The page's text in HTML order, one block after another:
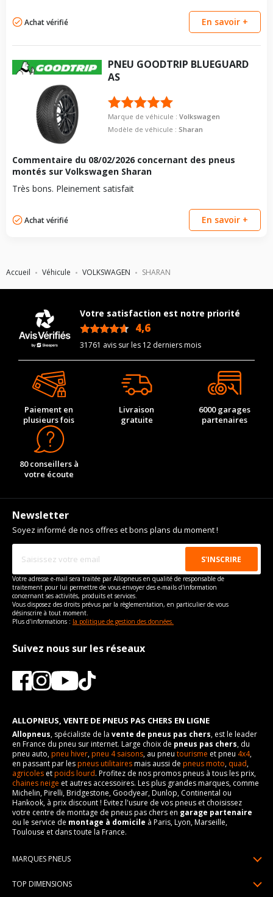
Accueil Véhicule VOLKSWAGEN SHARAN
Achat vérifié En savoir +
PNEU GOODTRIP BLUEGUARD
AS
Marque de véhicule :Volkswagen
Modèle de véhicule :Sharan
Commentaire du 08/02/2026 concernant des pneus
montés sur Volkswagen Sharan
Très bons. Pleinement satisfait
Achat vérifié En savoir +
Votre satisfaction est notre priorité
4,6
31761 avis sur les 12 derniers mois
Paiement en
plusieurs fois
Livraison
gratuite
6000 garages
partenaires
80 conseillers à
votre écoute
Newsletter
Soyez informé de nos offres et bons plans du moment !
Votre adresse e-mail sera traitée par Allopneus en qualité de responsable de
traitement pour lui permettre de vous envoyer des e-mails d'information
concernant ses activités, produits et services.
Vous disposez des droits prévus par la règlementation, en particulier de vous
désinscrire à tout moment.
Plus d'informations : la politique de gestion des données.
Suivez nous sur les réseaux
ALLOPNEUS, VENTE DE PNEUS PAS CHERS EN LIGNE
Allopneus, spécialiste de la vente de pneus pas chers, est le leader
en France du pneu sur internet. Large choix de pneus pas chers, du
pneu auto,pneu hiver,pneu 4 saisons, au pneu tourisme et pneu 4x4,
en passant par lespneus utilitairesmais aussi de pneus moto, quad,
agricoles etpoids lourd. Profitez de nos promos pneus à tous les prix,
chaines neige et autres accessoires. Les plus grandes marques, comme
Michelin, Pirelli, Bridgestone, Goodyear, Dunlop, Continental ou
Hankook, à prix discount ! Evitez l'usure de vos pneus et choisissez
votre centre de montage de pneus pas chers en garage partenaire
ou le service de montage à domicile à Paris, Lyon, Marseille,
Toulouse et dans toute la France.
MARQUES PNEUS
TOP DIMENSIONS